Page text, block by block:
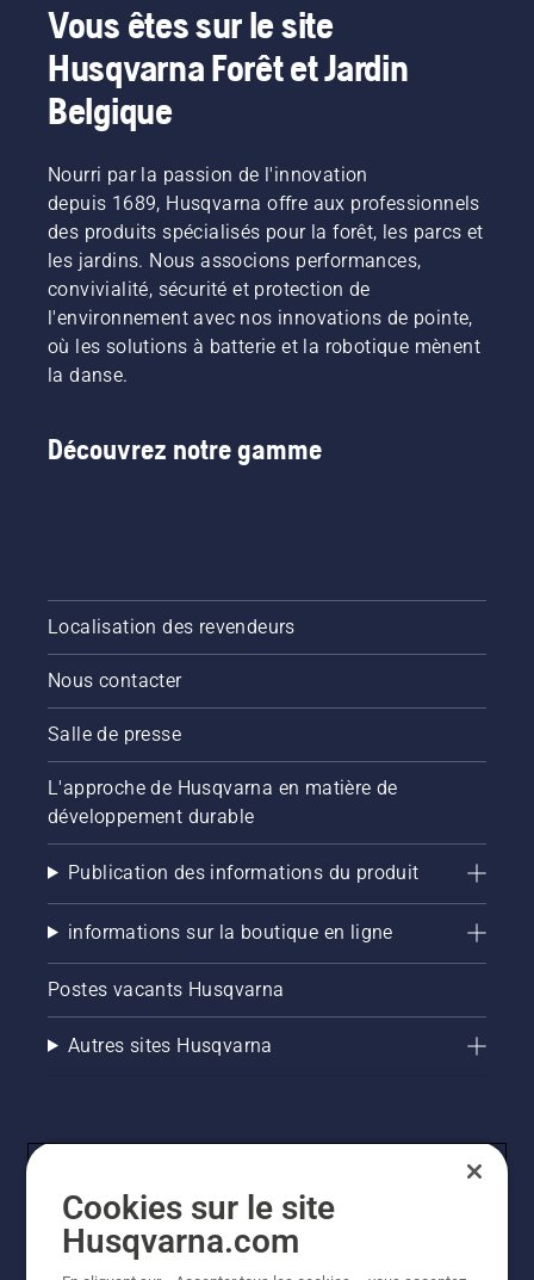
Vous êtes sur le site
Husqvarna Forêt et Jardin
Belgique
Nourri par la passion de l'innovation
depuis 1689, Husqvarna offre aux professionnels
des produits spécialisés pour la forêt, les parcs et
les jardins. Nous associons performances,
convivialité, sécurité et protection de
l'environnement avec nos innovations de pointe,
où les solutions à batterie et la robotique mènent
la danse.
Découvrez notre gamme
Localisation des revendeurs
Nous contacter
Salle de presse
L'approche de Husqvarna en matière de
développement durable
Publication des informations du produit
informations sur la boutique en ligne
Postes vacants Husqvarna
Autres sites Husqvarna
Cookies sur le site
Husqvarna.com